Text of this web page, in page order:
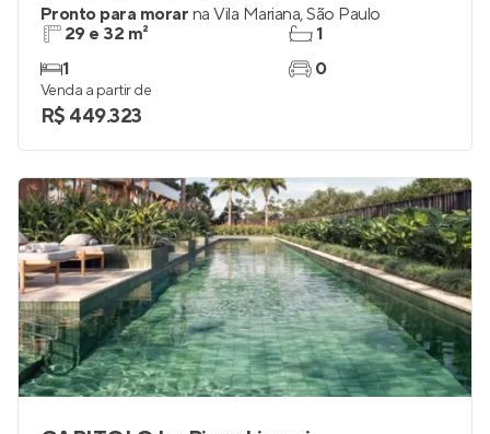
Pronto para morar na Vila Mariana,São Paulo
29 e 32 m²
1
1
0
Venda a partir de
R$ 449.323